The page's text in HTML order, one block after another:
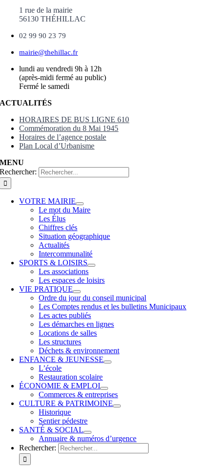
1 rue de la mairie
56130 THÉHILLAC
02 99 90 23 79
mairie@thehillac.fr
lundi au vendredi 9h à 12h
(après-midi fermé au public)
Fermé le samedi
ACTUALITÉS
HORAIRES DE BUS LIGNE 610
Commémoration du 8 Mai 1945
Horaires de l’agence postale
Plan Local d’Urbanisme
MENU
Rechercher:
VOTRE MAIRIE
Le mot du Maire
Les Élus
Chiffres clés
Situation géographique
Actualités
Intercommunalité
SPORTS & LOISIRS
Les associations
Les espaces de loisirs
VIE PRATIQUE
Ordre du jour du conseil municipal
Les Comptes rendus et les bulletins Municipaux
Les actes publiés
Les démarches en lignes
Locations de salles
Les structures
Déchets & environnement
ENFANCE & JEUNESSE
L’école
Restauration scolaire
ÉCONOMIE & EMPLOI
Commerces & entreprises
CULTURE & PATRIMOINE
Historique
Sentier pédestre
SANTÉ & SOCIAL
Annuaire & numéros d’urgence
Rechercher: